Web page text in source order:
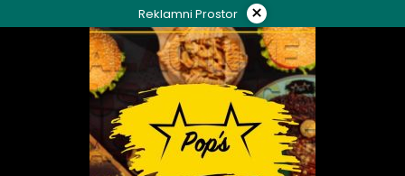
to
Reklamni Prostor ×